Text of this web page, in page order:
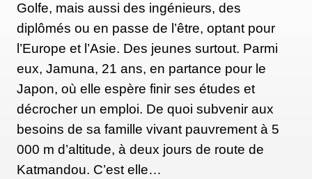
Golfe, mais aussi des ingénieurs, des
diplômés ou en passe de l’être, optant pour
l’Europe et l’Asie. Des jeunes surtout. Parmi
eux, Jamuna, 21 ans, en partance pour le
Japon, où elle espère finir ses études et
décrocher un emploi. De quoi subvenir aux
besoins de sa famille vivant pauvrement à 5
000 m d’altitude, à deux jours de route de
Katmandou. C’est elle…